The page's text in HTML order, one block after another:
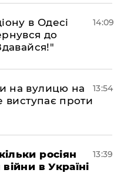
в Одесі
до
14:09
на вулицю на
виступає проти
13:54
росіян
в Україні
13:39